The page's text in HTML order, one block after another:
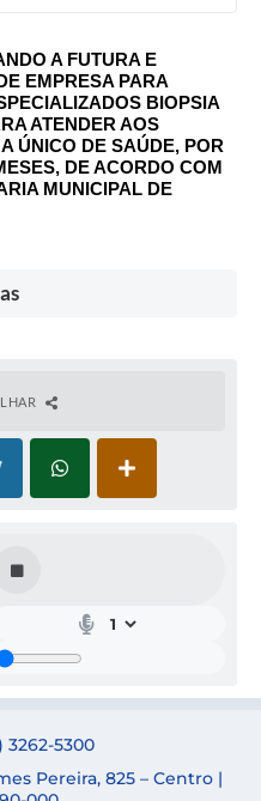
A FUTURA E
EMPRESA PARA
BIOPSIA
ATENDER AOS
ÚNICO DE SAÚDE, POR
DE ACORDO COM
MUNICIPAL DE
3262-5300
Pereira, 825 – Centro |